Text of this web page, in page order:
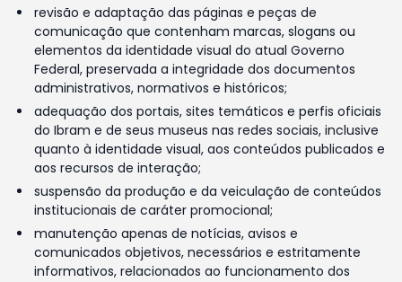
revisão e adaptação das páginas e peças de
comunicação que contenham marcas, slogans ou
elementos da identidade visual do atual Governo
Federal, preservada a integridade dos documentos
administrativos, normativos e históricos;
adequação dos portais, sites temáticos e perfis oficiais
do Ibram e de seus museus nas redes sociais, inclusive
quanto à identidade visual, aos conteúdos publicados e
aos recursos de interação;
suspensão da produção e da veiculação de conteúdos
institucionais de caráter promocional;
manutenção apenas de notícias, avisos e
comunicados objetivos, necessários e estritamente
informativos, relacionados ao funcionamento dos